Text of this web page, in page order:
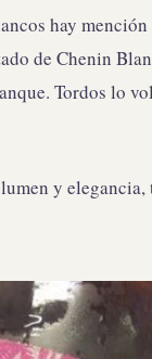
hay
de Chenin
Tordos lo
y elegancia,